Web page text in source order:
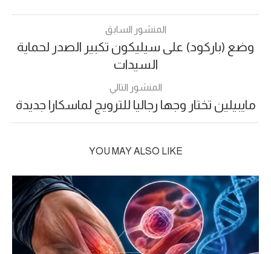
المنشور السابق
وضع (باركود) على سيليكون تكبير الصدر لحماية
السيدات
المنشور التالي
مايبيلين تختار وجها رجاليا للترويج لماسكارا جديدة
YOU MAY ALSO LIKE